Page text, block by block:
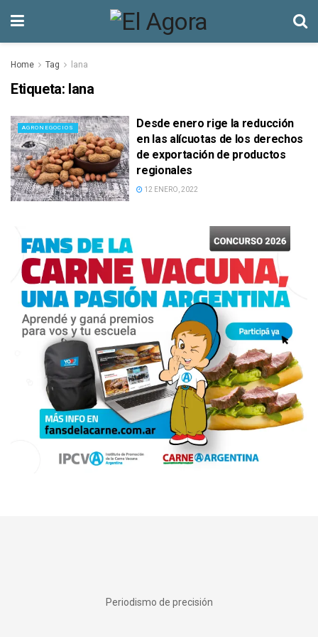
Home Tag lana
Etiqueta: lana
AGRONEGOCIOS
Desde enero rige la reducción
en las alícuotas de los derechos
de exportación de productos
regionales
12 ENERO, 2022
Periodismo de precisión